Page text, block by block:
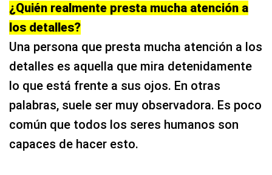
¿Quién realmente presta mucha atención a
los detalles?
Una persona que presta mucha atención a los
detalles es aquella que mira detenidamente
lo que está frente a sus ojos. En otras
palabras, suele ser muy observadora. Es poco
común que todos los seres humanos son
capaces de hacer esto.